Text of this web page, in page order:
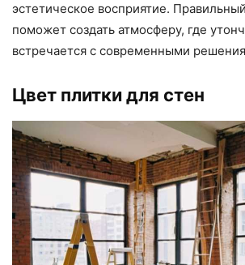
эстетическое восприятие.
поможет создать атмосферу, где
встречается с современными
Цвет плитки для стен